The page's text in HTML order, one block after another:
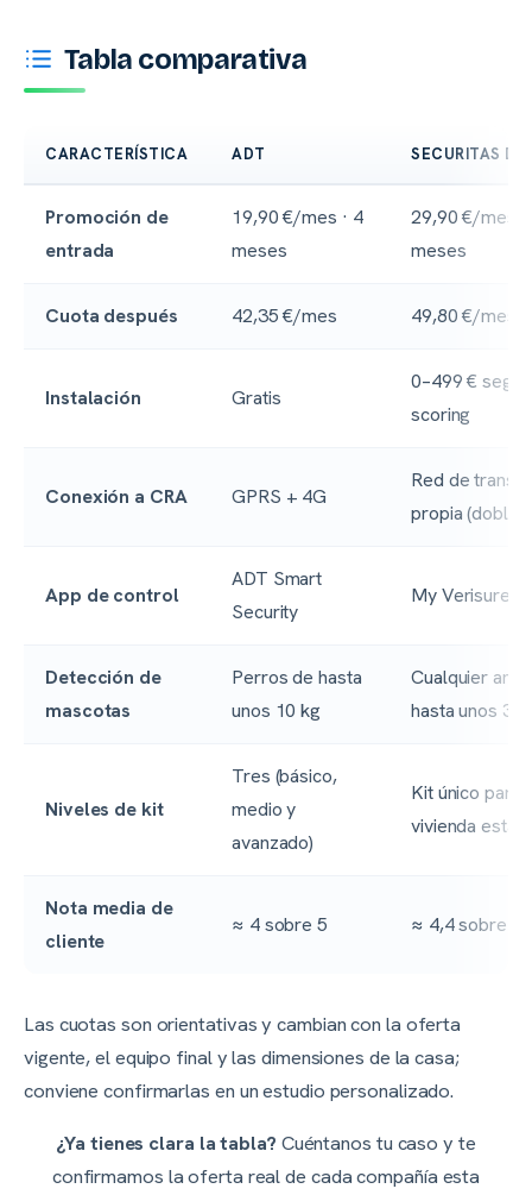
Tabla comparativa
CARACTERÍSTICA ADT SECURITAS
Promoción de
entrada
19,90 €/mes · 4
meses
29,90 €/mes ·
meses
Cuota después 42,35 €/mes 49,80 €/mes
Instalación Gratis
0–499 € según
scoring
Conexión a CRA GPRS + 4G
Red de
propia (doble
App de control
ADT Smart
Security
My Verisure
Detección de
mascotas
Perros de hasta
unos 10 kg
Cualquier
hasta unos 30
Niveles de kit
Tres (básico,
medio y
avanzado)
Kit único para
vivienda
Nota media de
cliente
≈ 4 sobre 5 ≈ 4,4 sobre 5
Las cuotas son orientativas y cambian con la oferta
vigente, el equipo final y las dimensiones de la casa;
conviene confirmarlas en un estudio personalizado.
¿Ya tienes clara la tabla? Cuéntanos tu caso y te
confirmamos la oferta real de cada compañía esta